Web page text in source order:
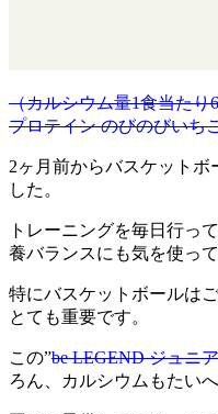
（カルシウム量1食当たり
プロテイン のびのびいち
2ヶ月前からバスケットボ
した。
トレーニングを毎日行っ
養バランスにも気を使って
特にバスケットボールは
とても重要です。
この”be LEGEND ジュニ
ろん、カルシウムもたい